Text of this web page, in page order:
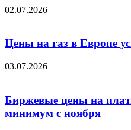
02.07.2026
Цены на газ в Европе
03.07.2026
Биржевые цены на
минимум с ноября